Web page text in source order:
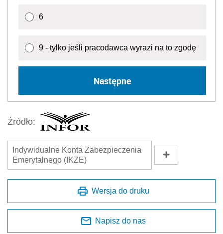
6
9 - tylko jeśli pracodawca wyrazi na to zgodę
Następne
Źródło:
Indywidualne Konta Zabezpieczenia
Emerytalnego (IKZE)
Wersja do druku
Napisz do nas